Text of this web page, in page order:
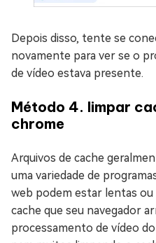
Depois disso, tente se
novamente para ver se o
de vídeo estava presente.
Método 4. limpar
chrome
Arquivos de cache
uma variedade de
web podem estar lentas
cache que seu navegador
processamento de vídeo